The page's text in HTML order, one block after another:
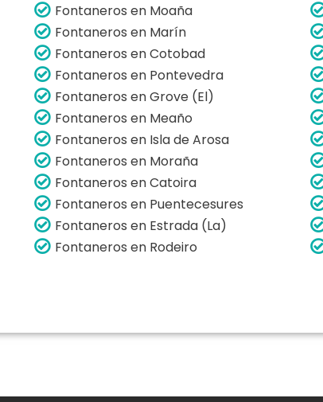
Fontaneros en Moaña
Fontaneros en Marín
Fontaneros en Cotobad
Fontaneros en Pontevedra
Fontaneros en Grove (El)
Fontaneros en Meaño
Fontaneros en Isla de Arosa
Fontaneros en Moraña
Fontaneros en Catoira
Fontaneros en Puentecesures
Fontaneros en Estrada (La)
Fontaneros en Rodeiro